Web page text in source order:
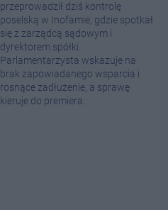
przeprowadził dziś kontrolę
poselską w Inofamie, gdzie spotkał
się z zarządcą sądowym i
dyrektorem spółki.
Parlamentarzysta wskazuje na
brak zapowiadanego wsparcia i
rosnące zadłużenie, a sprawę
kieruje do premiera.